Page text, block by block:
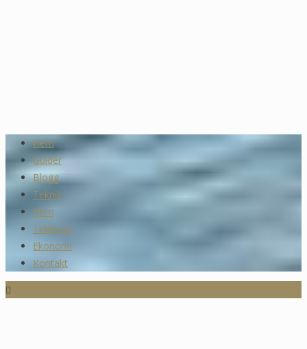
Hem
Guider
Blogg
Teknik
Hem
Telekom
Ekonomi
Kontakt